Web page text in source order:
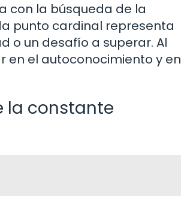
con la búsqueda de la
punto cardinal representa
o un desafío a superar. Al
en el autoconocimiento y en
la constante